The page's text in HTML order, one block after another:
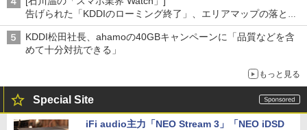
告げられた「KDDIのローミング終了」、エリアマップの落とし
穴と楽天モバイルの課題
KDDI松田社長、ahamoの40GBキャンペーンに「品質などを含
めて十分対抗できる」
もっと見る
Special Site
iFi audio主力「NEO Stream 3」「NEO iDSD